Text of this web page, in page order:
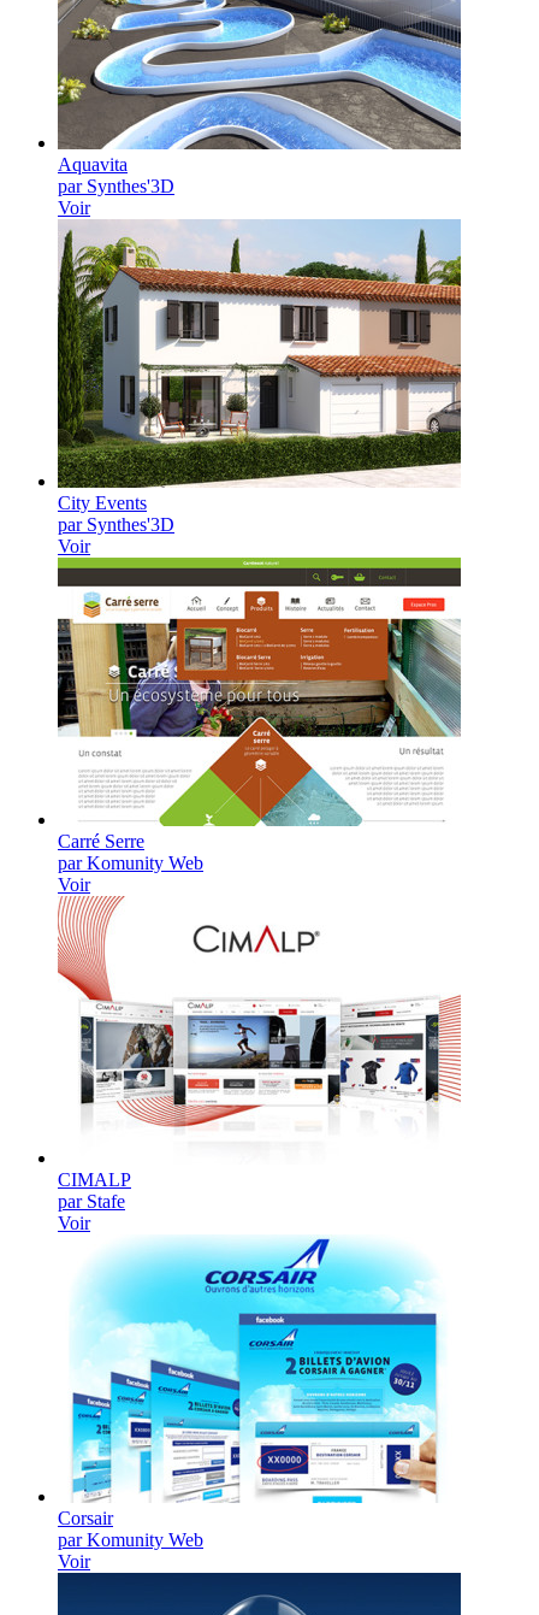
Aquavita
par Synthes'3D
Voir
City Events
par Synthes'3D
Voir
Carré Serre
par Komunity Web
Voir
CIMALP
par Stafe
Voir
Corsair
par Komunity Web
Voir